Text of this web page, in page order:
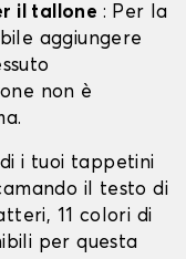
il tallone : Per la
aggiungere
non è
i tuoi tappetini
il testo di
11 colori di
per questa